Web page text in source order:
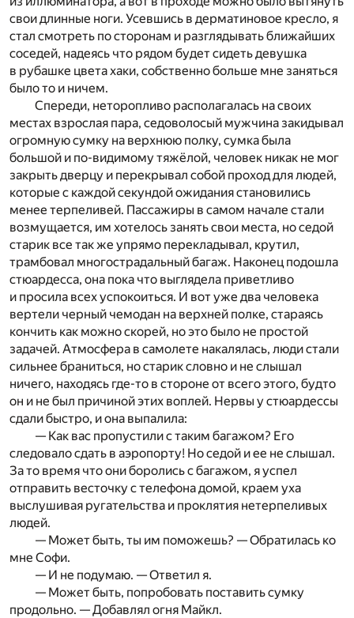
свои длинные ноги. Усевшись в дерматиновое кресло, я
стал смотреть по сторонам и разглядывать ближайших
соседей, надеясь что рядом будет сидеть девушка
в рубашке цвета хаки, собственно больше мне заняться
было то и ничем.
Спереди, неторопливо располагалась на своих
местах взрослая пара, седоволосый мужчина закидывал
огромную сумку на верхнюю полку, сумка была
большой и по-видимому тяжёлой, человек никак не мог
закрыть дверцу и перекрывал собой проход для людей,
которые с каждой секундой ожидания становились
менее терпеливей. Пассажиры в самом начале стали
возмущается, им хотелось занять свои места, но седой
старик все так же упрямо перекладывал, крутил,
трамбовал многострадальный багаж. Наконец подошла
стюардесса, она пока что выглядела приветливо
и просила всех успокоиться. И вот уже два человека
вертели черный чемодан на верхней полке, стараясь
кончить как можно скорей, но это было не простой
задачей. Атмосфера в самолете накалялась, люди стали
сильнее браниться, но старик словно и не слышал
ничего, находясь где-то в стороне от всего этого, будто
он и не был причиной этих воплей. Нервы у стюардессы
сдали быстро, и она выпалила:
— Как вас пропустили с таким багажом? Его
следовало сдать в аэропорту! Но седой и ее не слышал.
За то время что они боролись с багажом, я успел
отправить весточку с телефона домой, краем уха
выслушивая ругательства и проклятия нетерпеливых
людей.
— Может быть, ты им поможешь? — Обратилась ко
мне Софи.
— И не подумаю. — Ответил я.
— Может быть, попробовать поставить сумку
продольно. — Добавлял огня Майкл.